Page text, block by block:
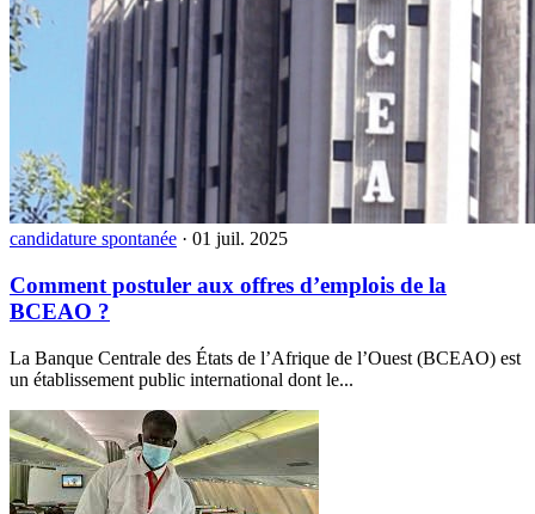
candidature spontanée · 01 juil. 2025
Comment postuler aux offres d’emplois de la
BCEAO ?
La Banque Centrale des États de l’Afrique de l’Ouest (BCEAO) est
un établissement public international dont le...